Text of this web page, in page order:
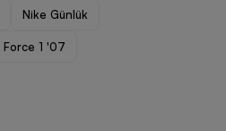
Nike Günlük
Force 1 '07